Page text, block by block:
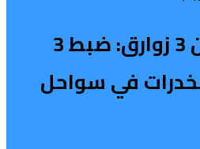
كانت على متن 3 زوارق: ضبط 3
في سواحل